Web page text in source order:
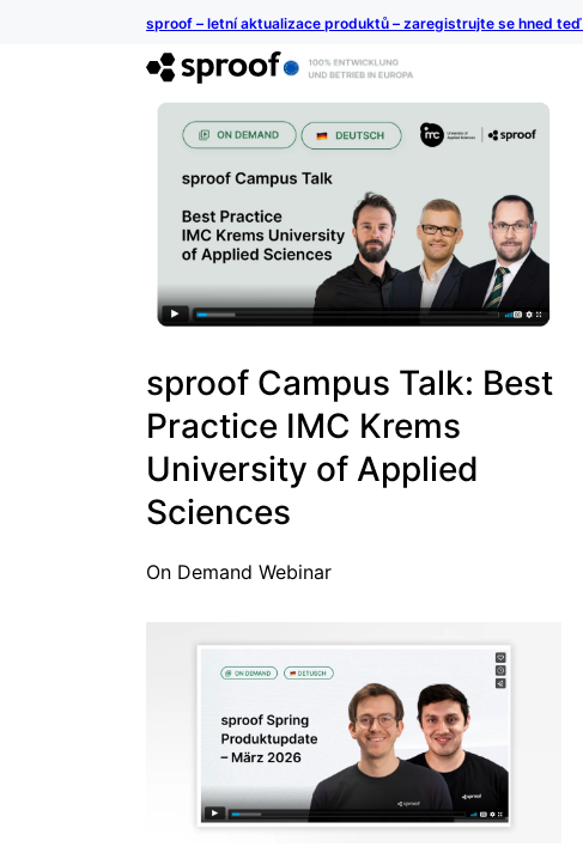
sproof – letní aktualizace produktů – zaregistrujte se hned teď
sproof Campus Talk: Best
Practice IMC Krems
University of Applied
Sciences
On Demand Webinar